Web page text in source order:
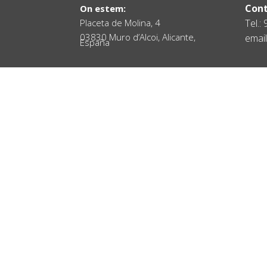
On estem:
Placeta de Molina, 4
03830 Muro d’Alcoi, Alicante,
España
Tel.: